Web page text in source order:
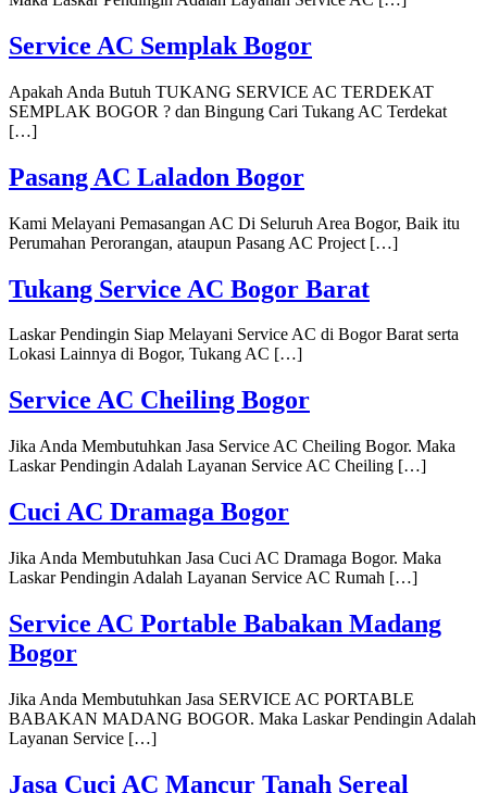
Service AC Semplak Bogor
Apakah Anda Butuh TUKANG SERVICE AC TERDEKAT
SEMPLAK BOGOR ? dan Bingung Cari Tukang AC Terdekat
[…]
Pasang AC Laladon Bogor
Kami Melayani Pemasangan AC Di Seluruh Area Bogor, Baik itu
Perumahan Perorangan, ataupun Pasang AC Project […]
Tukang Service AC Bogor Barat
Laskar Pendingin Siap Melayani Service AC di Bogor Barat serta
Lokasi Lainnya di Bogor, Tukang AC […]
Service AC Cheiling Bogor
Jika Anda Membutuhkan Jasa Service AC Cheiling Bogor. Maka
Laskar Pendingin Adalah Layanan Service AC Cheiling […]
Cuci AC Dramaga Bogor
Jika Anda Membutuhkan Jasa Cuci AC Dramaga Bogor. Maka
Laskar Pendingin Adalah Layanan Service AC Rumah […]
Service AC Portable Babakan Madang
Bogor
Jika Anda Membutuhkan Jasa SERVICE AC PORTABLE
BABAKAN MADANG BOGOR. Maka Laskar Pendingin Adalah
Layanan Service […]
Jasa Cuci AC Mancur Tanah Sereal